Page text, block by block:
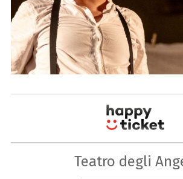
Teatro degli